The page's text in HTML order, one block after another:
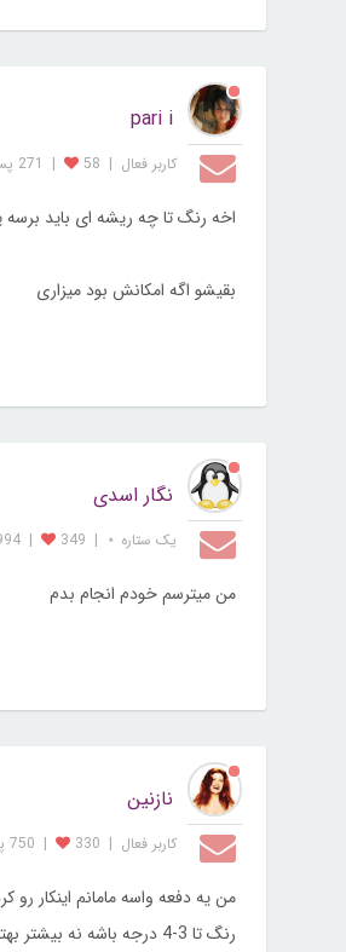
pari i
کاربر فعال |
58
| 271 پست
اخه رنگ تا چه ریشه ای باید
بقیشو اگه امکانش بود میزاری
نگار اسدی
یک ستاره ⋆ |
349
|
994
من میترسم خودم انجام بدم
نازنین
کاربر فعال |
330
| 750 پست
من یه دفعه واسه مامانم اینکار
رنگ تا 3-4 درجه باشه نه بیشتر بهتره دکلره پدر مو رو در میاره